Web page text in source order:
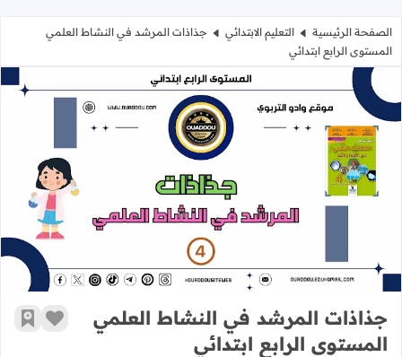
الصفحة الرئيسية التعليم الابتدائي
جذاذات المرشد في النشاط العلمي
المستوى الرابع ابتدائي
جذاذات المرشد في النشاط العلمي
جذاذات المرشد في النشاط العلمي
المستوى الرابع ابتدائي
زر أضف